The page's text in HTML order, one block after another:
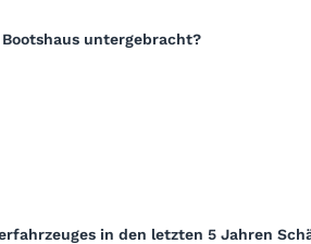
untergebracht?
in den letzten 5 Jahren